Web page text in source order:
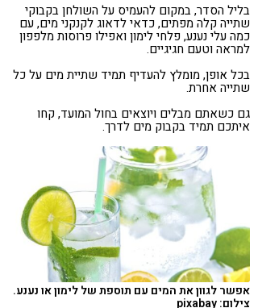
בליל הסדר, במקום להעמיס על השולחן בקבוקי
שתייה קלה מפתים, כדאי לדאוג לקנקני מים, עם
כמה עלי נענע, פלחי לימון ואפילו פרוסות מלפפון
למראה וטעם חגיגיים.
בכל אופן, מומלץ להעדיף תמיד שתיית מים על כל
שתייה אחרת.
גם כשאתם מבלים ויוצאים בחול המועד, קחו
איתכם תמיד בקבוק מים לדרך.
אפשר לגוון את המים עם תוספת של לימון או נענע.
צילום: pixabay